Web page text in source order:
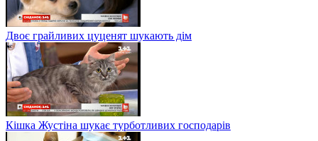
Двоє грайливих цуценят шукають дім
Кішка Жустіна шукає турботливих господарів